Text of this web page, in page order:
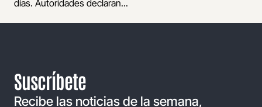
días. Autoridades declaran...
Suscríbete
Recibe las noticias de la semana,